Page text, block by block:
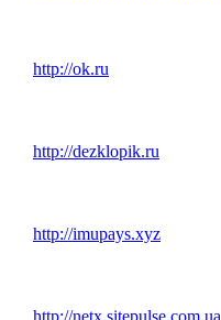
http://ok.ru
http://dezklopik.ru
http://imupays.xyz
http://netx.sitepulse.com.ua